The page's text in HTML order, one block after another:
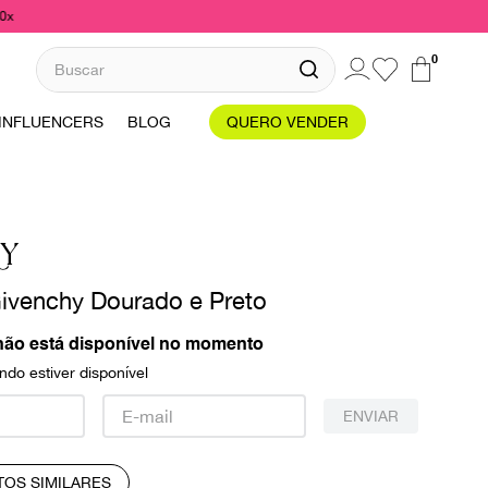
Buscar 0
INFLUENCERS BLOG QUERO VENDER
Dourado e Preto
está disponível no momento
estiver disponível
ENVIAR
SIMILARES